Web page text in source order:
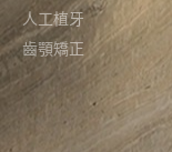
人工植牙
齒顎矯正